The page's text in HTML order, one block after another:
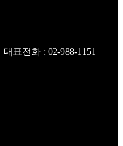
대표전화 : 02-988-1151